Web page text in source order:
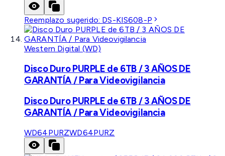
Reemplazo sugerido: DS-KIS608-P
Western Digital (WD)
Disco Duro PURPLE de 6TB / 3 AÑOS DE
GARANTÍA / Para Videovigilancia
Disco Duro PURPLE de 6TB / 3 AÑOS DE
GARANTÍA / Para Videovigilancia
WD64PURZWD64PURZ